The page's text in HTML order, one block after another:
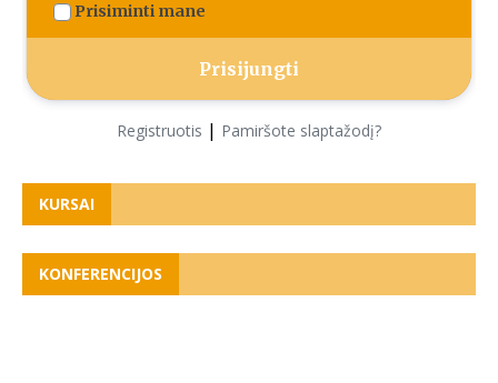
Prisiminti mane
Registruotis | Pamiršote slaptažodį?
KURSAI
KONFERENCIJOS